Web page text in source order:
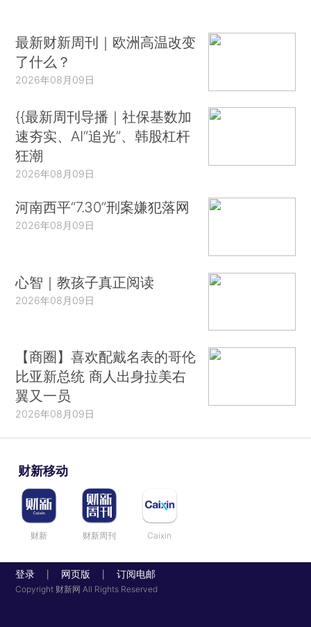
最新财新周刊｜欧洲高温改变
了什么？
2026年08月09日
{{最新周刊导播｜社保基数加
速夯实、AI“追光”、韩股杠杆
狂潮
2026年08月09日
河南西平“7.30”刑案嫌犯落网
2026年08月09日
心智｜教孩子真正阅读
2026年08月09日
【商圈】喜欢配戴名表的哥伦
比亚新总统 商人出身拉美右
翼又一员
2026年08月09日
财新移动
财新 财新周刊 Caixin
登录 网页版 订阅电邮
Copyright 财新网 All Rights Reserved